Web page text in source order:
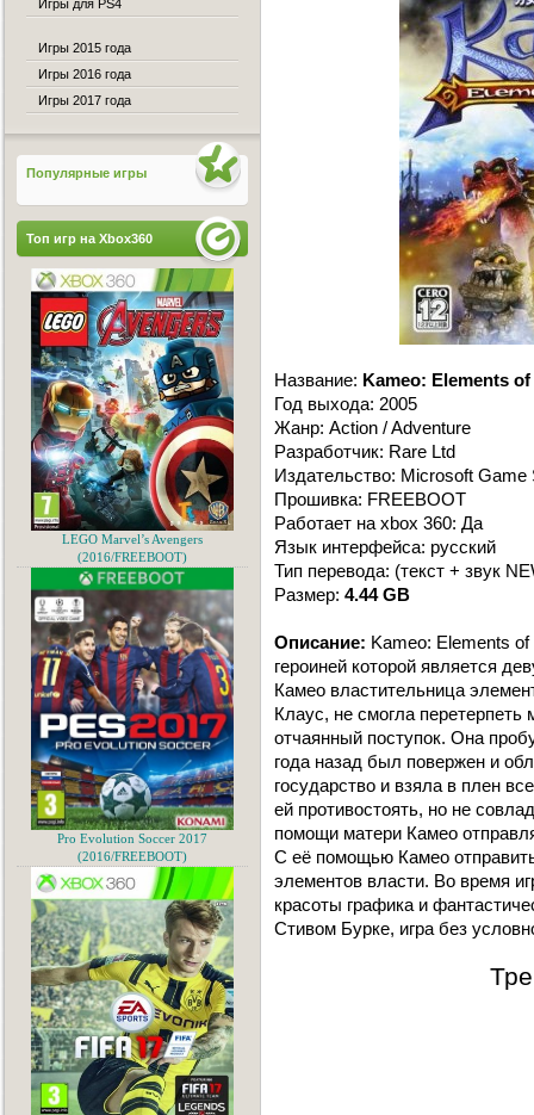
Название: Kameo: Elements
Год выхода: 2005
Жанр: Action / Adventure
Разработчик: Rare Ltd
Издательство: Microsoft Game
Прошивка: FREEBOOT
Работает на xbox 360: Да
Язык интерфейса: русский
Тип перевода: (текст + звук
Размер: 4.44 GB
Описание: Kameo: Elements of
героиней которой является
Камео властительница
Клаус, не смогла
отчаянный поступок. Она
года назад был повержен и
государство и взяла в плен
ей противостоять, но не
помощи матери Камео
С её помощью Камео
элементов власти. Во время
красоты графика и
Стивом Бурке, игра без
Игры для PS4
Игры 2015 года
Игры 2016 года
Игры 2017 года
Популярные игры
Топ игр на Xbox360
LEGO Marvel’s Avengers
(2016/FREEBOOT)
Pro Evolution Soccer 2017
(2016/FREEBOOT)